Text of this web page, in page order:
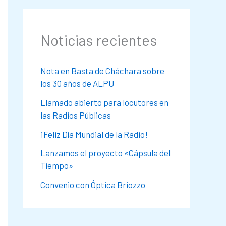
Noticias recientes
Nota en Basta de Cháchara sobre
los 30 años de ALPU
Llamado abierto para locutores en
las Radios Públicas
¡Feliz Día Mundial de la Radio!
Lanzamos el proyecto «Cápsula del
Tiempo»
Convenio con Óptica Briozzo